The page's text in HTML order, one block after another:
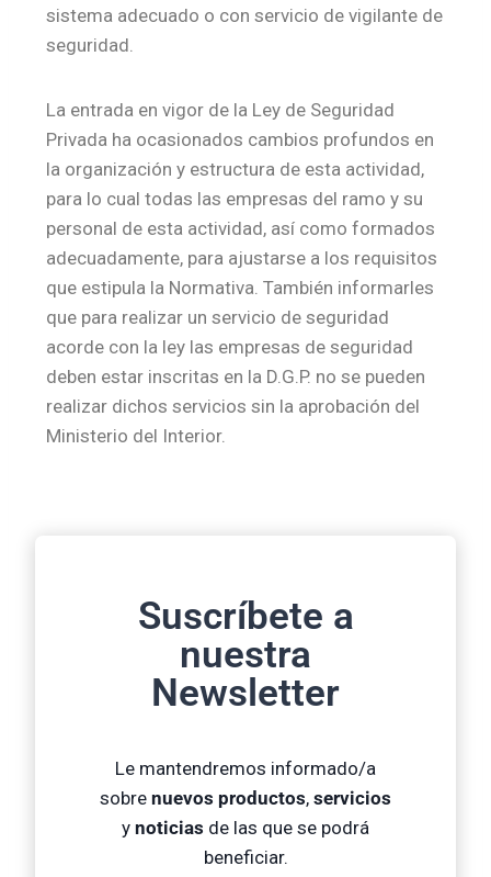
sistema adecuado o con servicio de vigilante de
seguridad.
La entrada en vigor de la Ley de Seguridad
Privada ha ocasionados cambios profundos en
la organización y estructura de esta actividad,
para lo cual todas las empresas del ramo y su
personal de esta actividad, así como formados
adecuadamente, para ajustarse a los requisitos
que estipula la Normativa. También informarles
que para realizar un servicio de seguridad
acorde con la ley las empresas de seguridad
deben estar inscritas en la D.G.P. no se pueden
realizar dichos servicios sin la aprobación del
Ministerio del Interior.
Suscríbete a
nuestra
Newsletter
Le mantendremos informado/a
sobre nuevos productos, servicios
y noticias de las que se podrá
beneficiar.